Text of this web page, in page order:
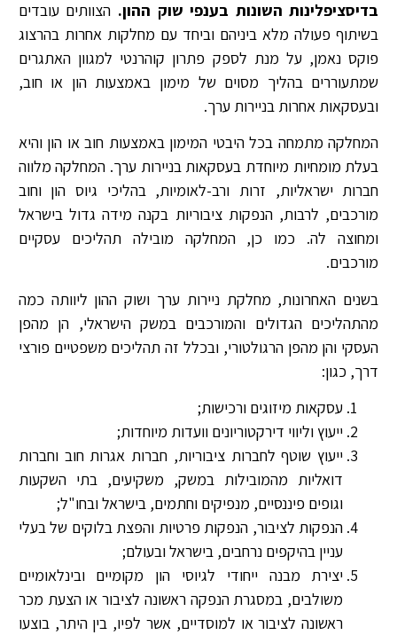
בדיסציפלינות השונות בענפי שוק ההון. הצוותים עובדים
בשיתוף פעולה מלא ביניהם וביחד עם מחלקות אחרות בהרצוג
פוקס נאמן, על מנת לספק פתרון קוהרנטי למגוון האתגרים
שמתעוררים בהליך מסוים של מימון באמצעות הון או חוב,
ובעסקאות אחרות בניירות ערך.
המחלקה מתמחה בכל היבטי המימון באמצעות חוב או הון והיא
בעלת מומחיות מיוחדת בעסקאות בניירות ערך. המחלקה מלווה
חברות ישראליות, זרות ורב-לאומיות, בהליכי גיוס הון וחוב
מורכבים, לרבות, הנפקות ציבוריות בקנה מידה גדול בישראל
ומחוצה לה. כמו כן, המחלקה מובילה תהליכים עסקיים
מורכבים.
בשנים האחרונות, מחלקת ניירות ערך ושוק ההון ליוותה כמה
מהתהליכים הגדולים והמורכבים במשק הישראלי, הן מהפן
העסקי והן מהפן הרגולטורי, ובכלל זה תהליכים משפטיים פורצי
דרך, כגון:
עסקאות מיזוגים ורכישות;
ייעוץ וליווי דירקטוריונים וועדות מיוחדות;
ייעוץ שוטף לחברות ציבוריות, חברות אגרות חוב וחברות
דואליות מהמובילות במשק, משקיעים, בתי השקעות
וגופים פיננסיים, מנפיקים וחתמים, בישראל ובחו"ל;
הנפקות לציבור, הנפקות פרטיות והפצת בלוקים של בעלי
עניין בהיקפים נרחבים, בישראל ובעולם;
יצירת מבנה ייחודי לגיוסי הון מקומיים ובינלאומיים
משולבים, במסגרת הנפקה ראשונה לציבור או הצעת מכר
ראשונה לציבור או למוסדיים, אשר לפיו, בין היתר, בוצעו